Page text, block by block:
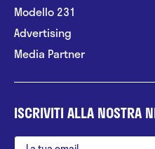
Modello 231
Advertising
Media Partner
ISCRIVITI ALLA NOSTRA